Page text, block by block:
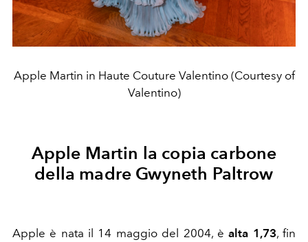
Apple Martin in Haute Couture Valentino (Courtesy of
Valentino)
Apple Martin la copia carbone
della madre Gwyneth Paltrow
Apple è nata il 14 maggio del 2004, èalta 1,73,fin